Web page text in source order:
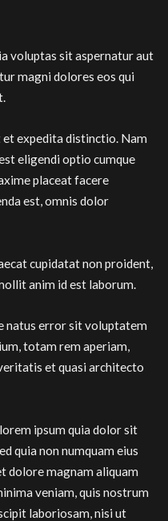
voluptas sit aspernatur aut
magni dolores eos qui
expedita distinctio. Nam
eligendi optio cumque
placeat facere
est, omnis dolor
cupidatat non proident,
anim id est laborum.
natus error sit voluptatem
totam rem aperiam,
et quasi architecto
ipsum quia dolor sit
quia non numquam eius
dolore magnam aliquam
veniam, quis nostrum
laboriosam, nisi ut